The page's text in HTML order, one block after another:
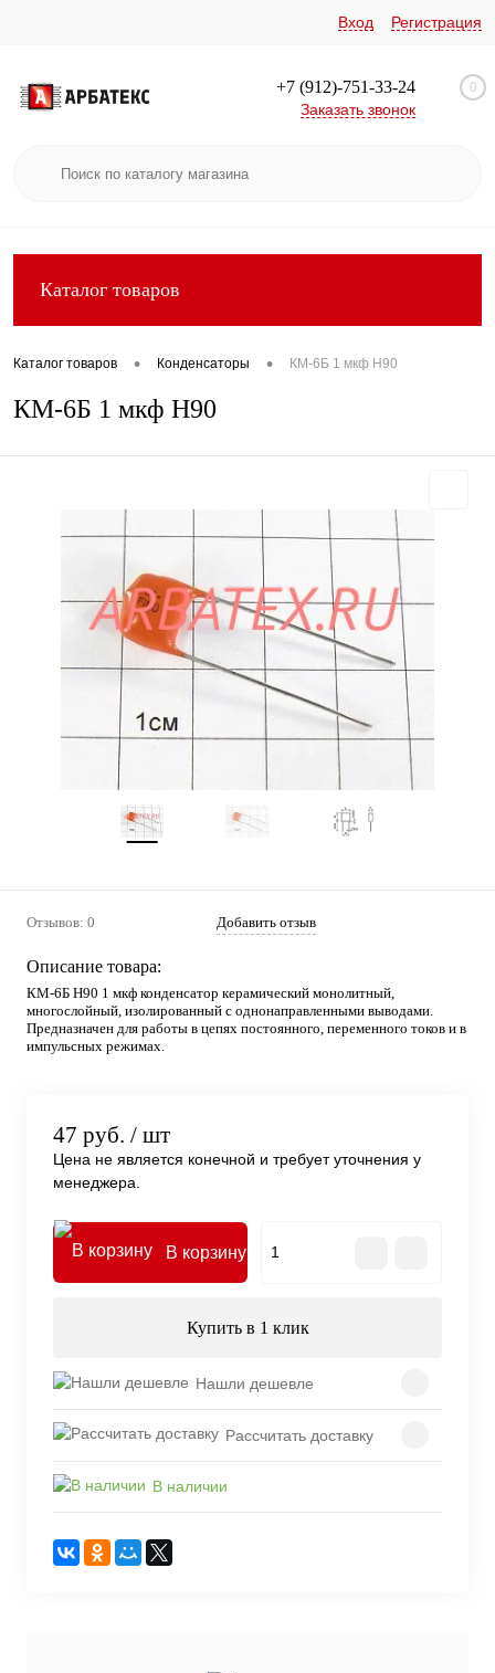
Вход Регистрация
+7 (912)-751-33-24
Заказать звонок
0
Каталог товаров
Каталог товаров • Конденсаторы • КМ-6Б 1 мкф Н90
КМ-6Б 1 мкф Н90
Отзывов: 0 Добавить отзыв
Описание товара:
КМ-6Б Н90 1 мкф конденсатор керамический монолитный,
многослойный, изолированный с однонаправленными выводами.
Предназначен для работы в цепях постоянного, переменного токов и в
импульсных режимах.
47 руб. / шт
Цена не является конечной и требует уточнения у
менеджера.
В корзину
Купить в 1 клик
Нашли дешевле
Рассчитать доставку
В наличии